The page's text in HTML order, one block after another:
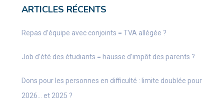
ARTICLES RÉCENTS
Repas d’équipe avec conjoints = TVA allégée ?
Job d’été des étudiants = hausse d’impôt des parents ?
Dons pour les personnes en difficulté : limite doublée pour
2026… et 2025 ?